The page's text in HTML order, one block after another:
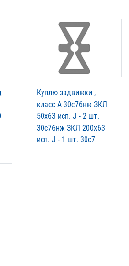
Куплю задвижки ,
класс А 30с76нж ЗКЛ
50х63 исп. J - 2 шт.
30с76нж ЗКЛ 200х63
исп. J - 1 шт. 30с7